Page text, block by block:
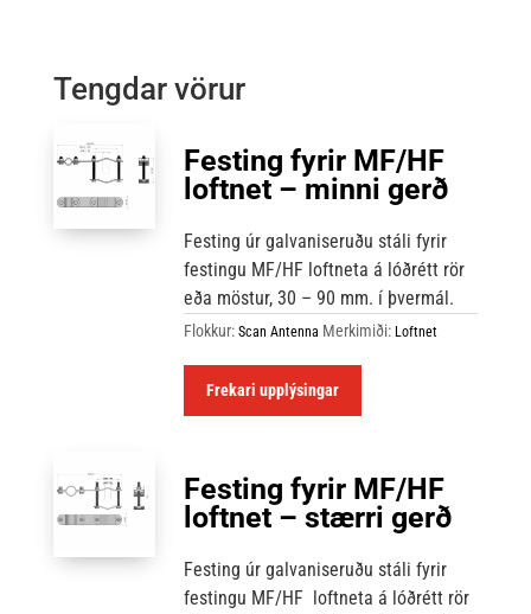
Tengdar vörur
Festing fyrir MF/HF
loftnet – minni gerð
Festing úr galvaniseruðu stáli fyrir
festingu MF/HF loftneta á lóðrétt rör
eða möstur, 30 – 90 mm. í þvermál.
Flokkur:Scan Antenna Merkimiði: Loftnet
Frekari upplýsingar
Festing fyrir MF/HF
loftnet – stærri gerð
Festing úr galvaniseruðu stáli fyrir
festingu MF/HF
loftneta á lóðrétt rör